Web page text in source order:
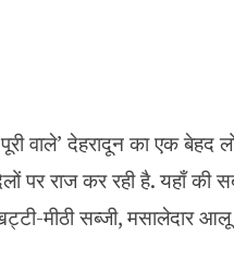
वाले’ देहरादून का एक बेहद
पर राज कर रही है. यहाँ की
मीठी सब्जी, मसालेदार